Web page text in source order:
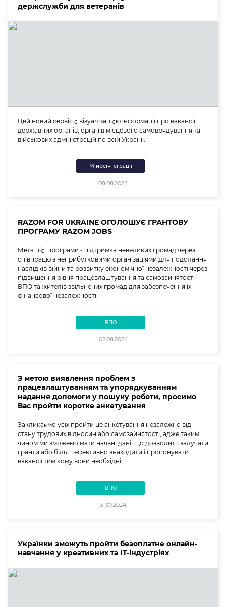
держслужби для ветеранів
Цей новий сервіс є візуалізацією інформації про вакансії
державних органів, органів місцевого самоврядування та
військових адміністрацій по всій Україні.
Мінреінтеграції
08.08.2024
RAZOM FOR UKRAINE ОГОЛОШУЄ ГРАНТОВУ
ПРОГРАМУ RAZOM JOBS
Мета цієї програми - підтримка невеликих громад через
співпрацю з неприбутковими організаціями для подолання
наслідків війни та розвитку економічної незалежності через
підвищення рівня працевлаштування та самозайнятості
ВПО та жителів звільнених громад для забезпечення їх
фінансової незалежності.
ВПО
02.08.2024
З метою виявлення проблем з
працевлаштуванням та упорядкуванням
надання допомоги у пошуку роботи, просимо
Вас пройти коротке анкетування
Закликаємо усіх пройти це анкетування незалежно від
стану трудових відносин або самозайнятості, адже таким
чином ми зможемо мати наявні дані, що дозволить залучати
гранти або більш ефективно знаходити і пропонувати
вакансії тим кому вони необхідні!
ВПО
31.07.2024
Українки зможуть пройти безоплатне онлайн-
навчання у креативних та IT-індустріях